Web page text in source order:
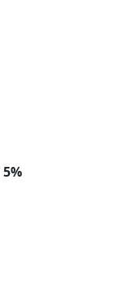
5%